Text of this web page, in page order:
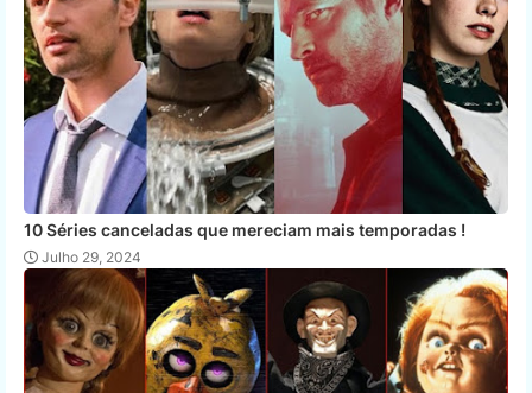
10 Séries canceladas que mereciam mais temporadas !
Julho 29, 2024